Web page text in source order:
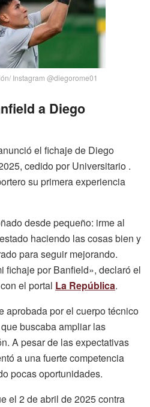
Instagram @diegorome01
a Diego
el fichaje de Diego
cedido por Universitario .
su primera experiencia
desde pequeño: irme al
haciendo las cosas bien y
para seguir mejorando.
fichaje por Banfield», declaró el
el portal La República.
aprobada por el cuerpo técnico
buscaba ampliar las
A pesar de las expectativas
a una fuerte competencia
pocas oportunidades.
el 2 de abril de 2025 contra